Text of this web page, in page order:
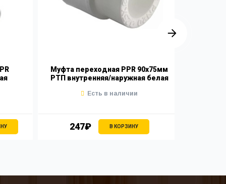
Муфта переходная PPR 90х75мм
РТП внутренняя/наружная белая
247₽ В КОРЗИНУ
Есть в наличии